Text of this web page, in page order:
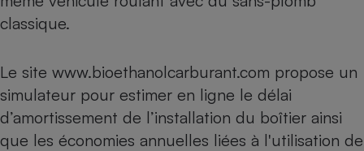
classique.
Le site www.bioethanolcarburant.com propose un
simulateur pour estimer en ligne le délai
d’amortissement de l’installation du boîtier ainsi
que les économies annuelles liées à l'utilisation de